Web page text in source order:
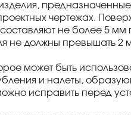
чертежах.
не более 5
не должны превышать 2
может быть
и налеты,
исправить перед